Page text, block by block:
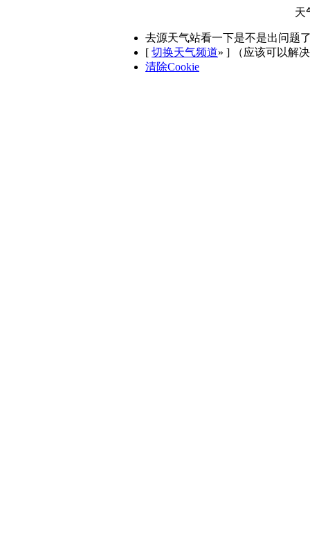
天
去源天气站看一下是不是出问题
[ 切换天气频道» ] （应该可以解
清除Cookie